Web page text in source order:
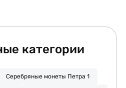
категории
Серебряные монеты Петра 1